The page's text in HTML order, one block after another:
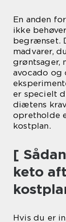
En anden
ikke
begrænset.
madvarer,
grøntsager,
avocado og
er specielt
diætens
opretholde
kostplan.
[
keto
Hvis du er